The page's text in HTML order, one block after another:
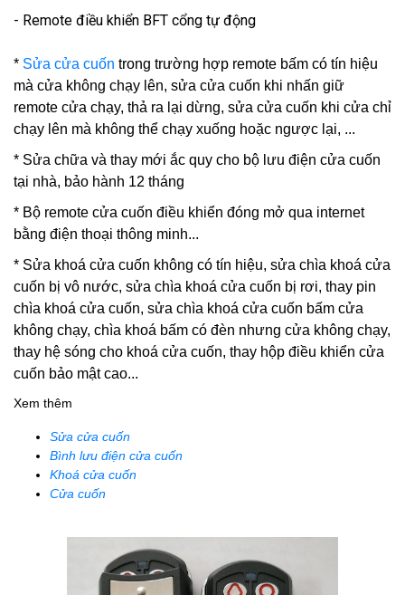
- Remote điều khiển BFT cổng tự động
* Sửa cửa cuốn trong trường hợp remote bấm có tín hiệu
mà cửa không chạy lên, sửa cửa cuốn khi nhấn giữ
remote cửa chạy, thả ra lại dừng, sửa cửa cuốn khi cửa chỉ
chạy lên mà không thể chạy xuống hoặc ngược lại, ...
* Sửa chữa và thay mới ắc quy cho bộ lưu điện cửa cuốn
tại nhà, bảo hành 12 tháng
* Bộ remote cửa cuốn điều khiển đóng mở qua internet
bằng điện thoại thông minh...
* Sửa khoá cửa cuốn không có tín hiệu, sửa chìa khoá cửa
cuốn bị vô nước, sửa chìa khoá cửa cuốn bị rơi, thay pin
chìa khoá cửa cuốn, sửa chìa khoá cửa cuốn bấm cửa
không chạy, chìa khoá bấm có đèn nhưng cửa không chạy,
thay hệ sóng cho khoá cửa cuốn, thay hộp điều khiển cửa
cuốn bảo mật cao...
Xem thêm
Sửa cửa cuốn
Bình lưu điện cửa cuốn
Khoá cửa cuốn
Cửa cuốn